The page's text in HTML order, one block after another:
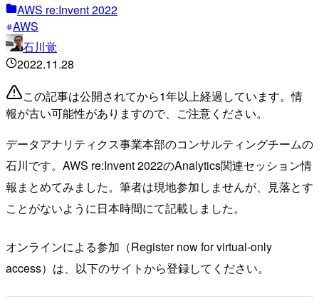
AWS re:Invent 2022
AWS
石川覚
2022.11.28
この記事は公開されてから1年以上経過しています。情
報が古い可能性がありますので、ご注意ください。
データアナリティクス事業本部のコンサルティングチームの
石川です。AWS re:Invent 2022のAnalytics関連セッション情
報まとめてみました。筆者は現地参加しませんが、見落とす
ことがないように日本時間にて記載しました。
オンラインによる参加（Register now for virtual-only
access）は、以下のサイトから登録してください。